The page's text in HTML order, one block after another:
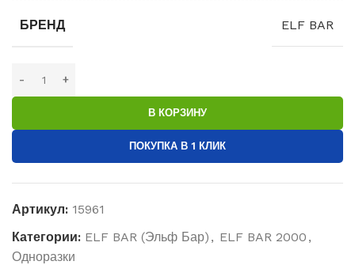
БРЕНД ELF BAR
В КОРЗИНУ
ПОКУПКА В 1 КЛИК
Артикул: 15961
Категории: ELF BAR (Эльф Бар) , ELF BAR 2000 ,
Одноразки